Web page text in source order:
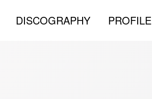
DISCOGRAPHY PROFILE